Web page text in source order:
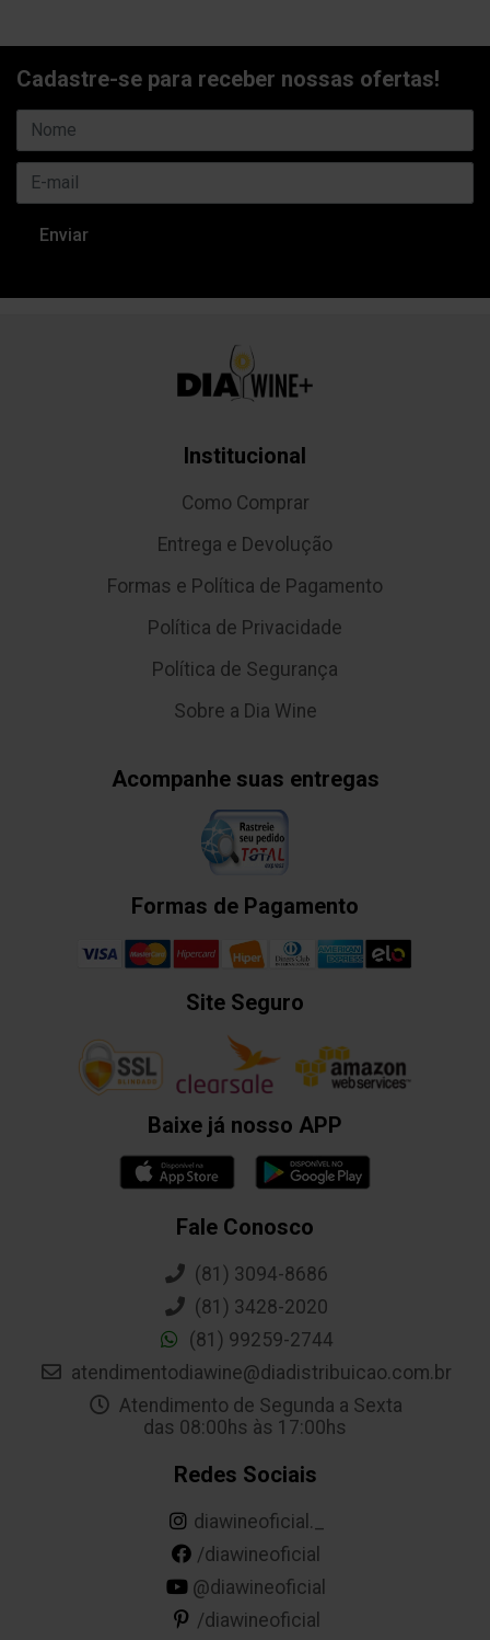
Cadastre-se para receber nossas ofertas!
Institucional
Como Comprar
Entrega e Devolução
Formas e Política de Pagamento
Política de Privacidade
Política de Segurança
Sobre a Dia Wine
Acompanhe suas entregas
Formas de Pagamento
Site Seguro
Baixe já nosso APP
Fale Conosco
(81) 3094-8686
(81) 3428-2020
(81) 99259-2744
atendimentodiawine@diadistribuicao.com.br
Atendimento de Segunda a Sexta
das 08:00hs às 17:00hs
Redes Sociais
diawineoficial._
/diawineoficial
@diawineoficial
/diawineoficial